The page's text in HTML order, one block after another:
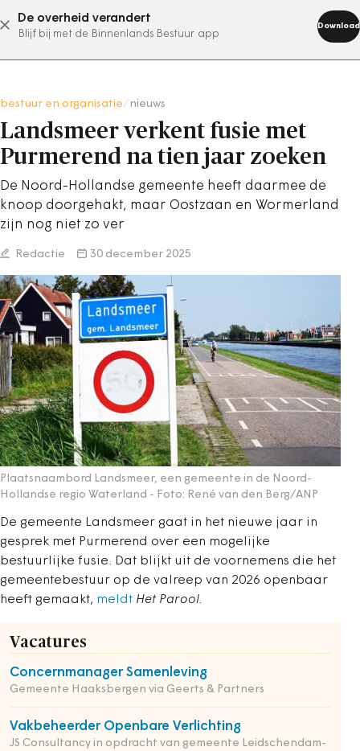
De overheid verandert
Blijf bij met de Binnenlands Bestuur app
Download
abonneer nu
bestuur en organisatie nieuws
Landsmeer verkent fusie met
Purmerend na tien jaar zoeken
De Noord-Hollandse gemeente heeft daarmee de
knoop doorgehakt, maar Oostzaan en Wormerland
zijn nog niet zo ver
Redactie 30 december 2025
Plaatsnaambord Landsmeer, een gemeente in de Noord-
Hollandse regio Waterland - Foto: René van den Berg/ANP
De gemeente Landsmeer gaat in het nieuwe jaar in
gesprek met Purmerend over een mogelijke
bestuurlijke fusie. Dat blijkt uit de voornemens die het
gemeentebestuur op de valreep van 2026 openbaar
heeft gemaakt, meldt Het Parool.
Vacatures
Concernmanager Samenleving
Gemeente Haaksbergen via Geerts & Partners
Vakbeheerder Openbare Verlichting
JS Consultancy in opdracht van gemeente Leidschendam-